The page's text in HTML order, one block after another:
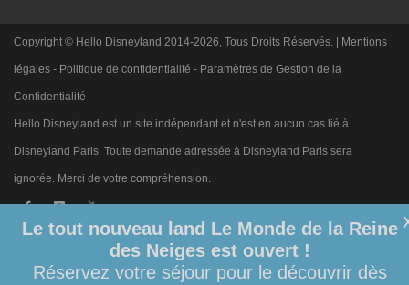
Copyright © Hello Disneyland 2014-2026, Tous Droits Réservés. | Mentions
légales - Politique de confidentialité - Paramètres de Gestion de la
Confidentialité
Hello Disneyland est un site indépendant et n'est en aucun cas lié à
Disneyland Paris. Toute demande adressée à Disneyland Paris sera
ignorée. Merci de votre compréhension.
Le tout nouveau land Le Monde de la Reine
des Neiges est ouvert !
Réservez votre séjour pour le découvrir dès